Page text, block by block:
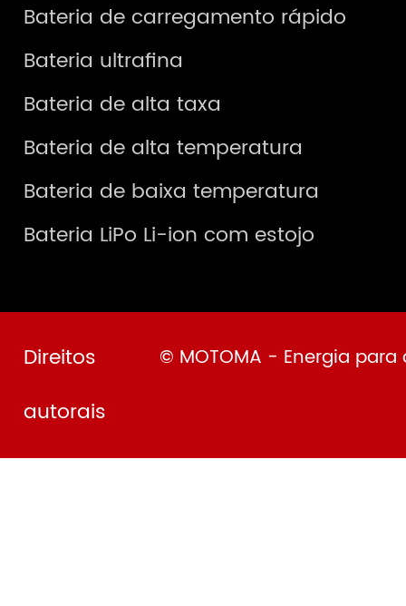
Bateria de carregamento rápido
Bateria ultrafina
Bateria de alta taxa
Bateria de alta temperatura
Bateria de baixa temperatura
Bateria LiPo Li-ion com estojo
Direitos
autorais
© MOTOMA - Energia